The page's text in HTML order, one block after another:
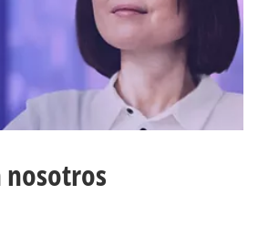
nosotros